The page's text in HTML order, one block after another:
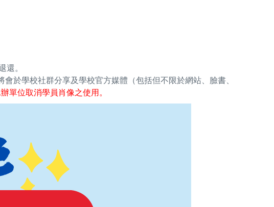
還。
於學校社群分享及學校官方媒體（包括但不限於網站、臉書、
單位取消學員肖像之使用。